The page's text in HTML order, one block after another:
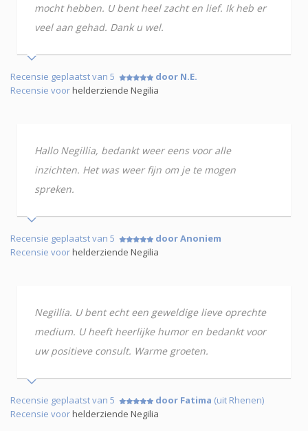
mocht hebben. U bent heel zacht en lief. Ik heb er
veel aan gehad. Dank u wel.
Recensie geplaatst van 5
door N.E.
Recensie voorhelderziende Negilia
Hallo Negillia, bedankt weer eens voor alle
inzichten. Het was weer fijn om je te mogen
spreken.
Recensie geplaatst van 5
door Anoniem
Recensie voorhelderziende Negilia
Negillia. U bent echt een geweldige lieve oprechte
medium. U heeft heerlijke humor en bedankt voor
uw positieve consult. Warme groeten.
Recensie geplaatst van 5 door Fatima (uit Rhenen)
Recensie voorhelderziende Negilia